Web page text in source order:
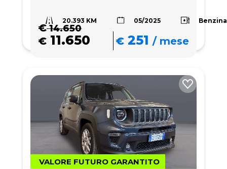
20.393 KM 05/2025 Benzina
€14.650
€ 11.650 € 251 /mese
VALORE FUTURO GARANTITO